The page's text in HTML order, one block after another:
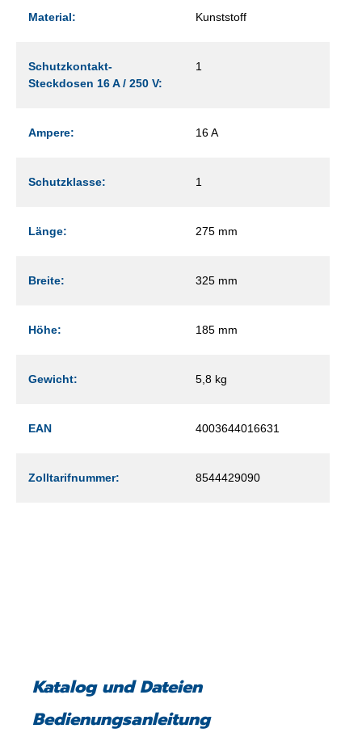
Material: Kunststoff
Schutzkontakt-
Steckdosen 16 A / 250 V:
1
Ampere: 16 A
Schutzklasse: 1
Länge: 275 mm
Breite: 325 mm
Höhe: 185 mm
Gewicht: 5,8 kg
EAN 4003644016631
Zolltarifnummer: 8544429090
Katalog und Dateien
Bedienungsanleitung